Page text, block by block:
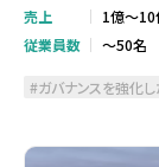
売上
1億～10
従業員数
～50名
ガバナンスを強化